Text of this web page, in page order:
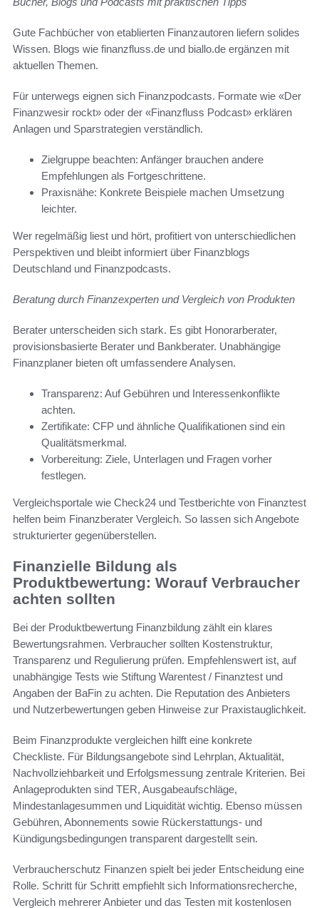
Gute Fachbücher von etablierten Finanzautoren liefern solides
Wissen. Blogs wie finanzfluss.de und biallo.de ergänzen mit
aktuellen Themen.
Für unterwegs eignen sich Finanzpodcasts. Formate wie «Der
Finanzwesir rockt» oder der «Finanzfluss Podcast» erklären
Anlagen und Sparstrategien verständlich.
Zielgruppe beachten: Anfänger brauchen andere
Empfehlungen als Fortgeschrittene.
Praxisnähe: Konkrete Beispiele machen Umsetzung
leichter.
Wer regelmäßig liest und hört, profitiert von unterschiedlichen
Perspektiven und bleibt informiert über Finanzblogs
Deutschland und Finanzpodcasts.
Beratung durch Finanzexperten und Vergleich von Produkten
Berater unterscheiden sich stark. Es gibt Honorarberater,
provisionsbasierte Berater und Bankberater. Unabhängige
Finanzplaner bieten oft umfassendere Analysen.
Transparenz: Auf Gebühren und Interessenkonflikte
achten.
Zertifikate: CFP und ähnliche Qualifikationen sind ein
Qualitätsmerkmal.
Vorbereitung: Ziele, Unterlagen und Fragen vorher
festlegen.
Vergleichsportale wie Check24 und Testberichte von Finanztest
helfen beim Finanzberater Vergleich. So lassen sich Angebote
strukturierter gegenüberstellen.
Finanzielle Bildung als
Produktbewertung: Worauf Verbraucher
achten sollten
Bei der Produktbewertung Finanzbildung zählt ein klares
Bewertungsrahmen. Verbraucher sollten Kostenstruktur,
Transparenz und Regulierung prüfen. Empfehlenswert ist, auf
unabhängige Tests wie Stiftung Warentest / Finanztest und
Angaben der BaFin zu achten. Die Reputation des Anbieters
und Nutzerbewertungen geben Hinweise zur Praxistauglichkeit.
Beim Finanzprodukte vergleichen hilft eine konkrete
Checkliste. Für Bildungsangebote sind Lehrplan, Aktualität,
Nachvollziehbarkeit und Erfolgsmessung zentrale Kriterien. Bei
Anlageprodukten sind TER, Ausgabeaufschläge,
Mindestanlagesummen und Liquidität wichtig. Ebenso müssen
Gebühren, Abonnements sowie Rückerstattungs- und
Kündigungsbedingungen transparent dargestellt sein.
Verbraucherschutz Finanzen spielt bei jeder Entscheidung eine
Rolle. Schritt für Schritt empfiehlt sich Informationsrecherche,
Vergleich mehrerer Anbieter und das Testen mit kostenlosen